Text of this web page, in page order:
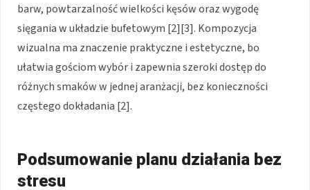
barw, powtarzalność wielkości kęsów oraz wygodę
sięgania w układzie bufetowym [2][3]. Kompozycja
wizualna ma znaczenie praktyczne i estetyczne, bo
ułatwia gościom wybór i zapewnia szeroki dostęp do
różnych smaków w jednej aranżacji, bez konieczności
częstego dokładania [2].
Podsumowanie planu działania bez
stresu